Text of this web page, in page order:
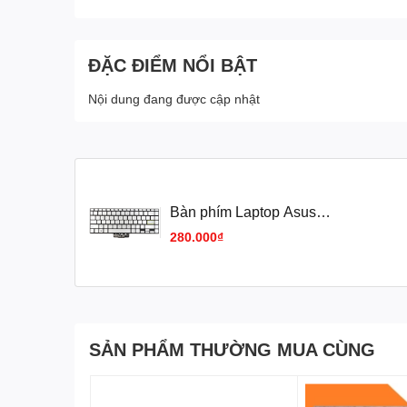
ĐẶC ĐIỂM NỔI BẬT
Nội dung đang được cập nhật
Bàn phím Laptop Asus
280.000₫
SẢN PHẨM THƯỜNG MUA CÙNG